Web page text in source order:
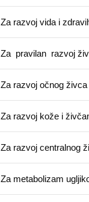
Za razvoj vida i
Za pravilan razvoj
Za razvoj očnog
Za razvoj kože i
Za razvoj centralnog
Za metabolizam